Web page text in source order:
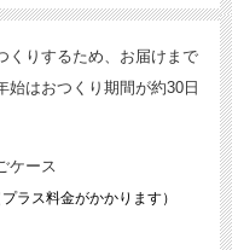
りするため、お届けまで
はおつくり期間が約30日
ケース
ラス料金がかかります）